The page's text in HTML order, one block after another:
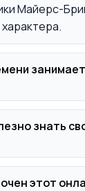
Майерс-
знать
этот